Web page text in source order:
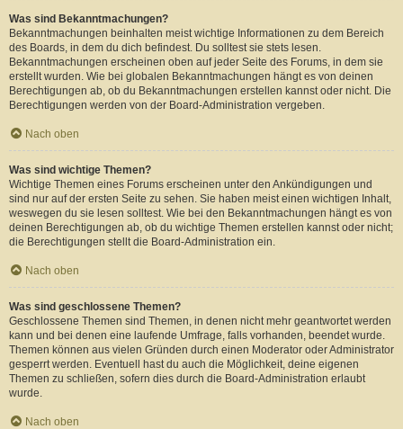
Was sind Bekanntmachungen?
Bekanntmachungen beinhalten meist wichtige Informationen zu dem Bereich
des Boards, in dem du dich befindest. Du solltest sie stets lesen.
Bekanntmachungen erscheinen oben auf jeder Seite des Forums, in dem sie
erstellt wurden. Wie bei globalen Bekanntmachungen hängt es von deinen
Berechtigungen ab, ob du Bekanntmachungen erstellen kannst oder nicht. Die
Berechtigungen werden von der Board-Administration vergeben.
Nach oben
Was sind wichtige Themen?
Wichtige Themen eines Forums erscheinen unter den Ankündigungen und
sind nur auf der ersten Seite zu sehen. Sie haben meist einen wichtigen Inhalt,
weswegen du sie lesen solltest. Wie bei den Bekanntmachungen hängt es von
deinen Berechtigungen ab, ob du wichtige Themen erstellen kannst oder nicht;
die Berechtigungen stellt die Board-Administration ein.
Nach oben
Was sind geschlossene Themen?
Geschlossene Themen sind Themen, in denen nicht mehr geantwortet werden
kann und bei denen eine laufende Umfrage, falls vorhanden, beendet wurde.
Themen können aus vielen Gründen durch einen Moderator oder Administrator
gesperrt werden. Eventuell hast du auch die Möglichkeit, deine eigenen
Themen zu schließen, sofern dies durch die Board-Administration erlaubt
wurde.
Nach oben